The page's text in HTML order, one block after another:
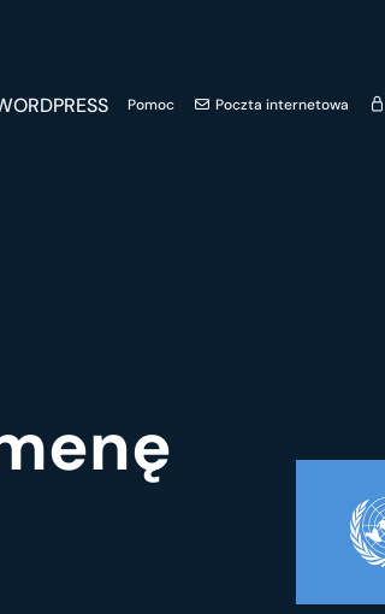
Pomoc Poczta internetowa